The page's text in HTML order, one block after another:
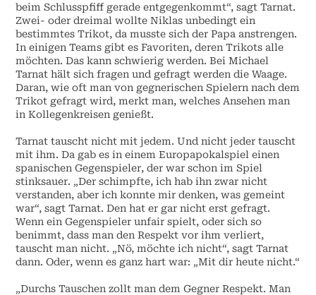
beim Schlusspfiff gerade entgegenkommt“, sagt Tarnat.
Zwei- oder dreimal wollte Niklas unbedingt ein
bestimmtes Trikot, da musste sich der Papa anstrengen.
In einigen Teams gibt es Favoriten, deren Trikots alle
möchten. Das kann schwierig werden. Bei Michael
Tarnat hält sich fragen und gefragt werden die Waage.
Daran, wie oft man von gegnerischen Spielern nach dem
Trikot gefragt wird, merkt man, welches Ansehen man
in Kollegenkreisen genießt.
Tarnat tauscht nicht mit jedem. Und nicht jeder tauscht
mit ihm. Da gab es in einem Europapokalspiel einen
spanischen Gegenspieler, der war schon im Spiel
stinksauer. „Der schimpfte, ich hab ihn zwar nicht
verstanden, aber ich konnte mir denken, was gemeint
war“, sagt Tarnat. Den hat er gar nicht erst gefragt.
Wenn ein Gegenspieler unfair spielt, oder sich so
benimmt, dass man den Respekt vor ihm verliert,
tauscht man nicht. „Nö, möchte ich nicht“, sagt Tarnat
dann. Oder, wenn es ganz hart war: „Mit dir heute nicht.“
„Durchs Tauschen zollt man dem Gegner Respekt. Man